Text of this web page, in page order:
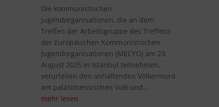
Die kommunistischen
Jugendorganisationen, die an dem
Treffen der Arbeitsgruppe des Treffens
der Europäischen Kommunistischen
Jugendorganisationen (MECYO) am 23.
August 2025 in Istanbul teilnehmen,
verurteilen den anhaltenden Völkermord
am palästinensischen Volk und...
mehr lesen